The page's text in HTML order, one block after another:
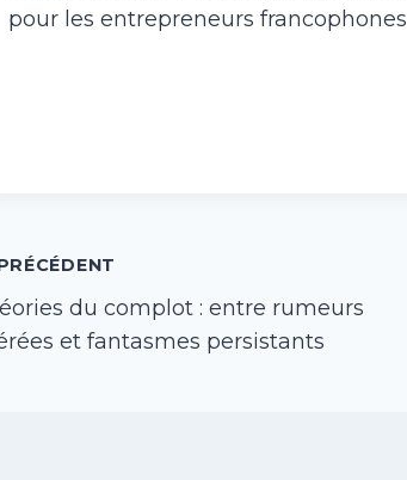
pour les entrepreneurs
du complot : entre rumeurs
et fantasmes persistants